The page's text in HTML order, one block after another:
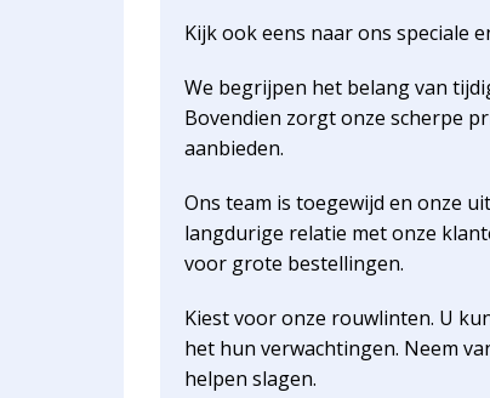
Kijk ook eens naar ons speciale
We begrijpen het belang van
Bovendien zorgt onze scherpe
aanbieden.
Ons team is toegewijd en onze
langdurige relatie met onze
voor grote bestellingen.
Kiest voor onze rouwlinten. U
het hun verwachtingen. Neem
helpen slagen.